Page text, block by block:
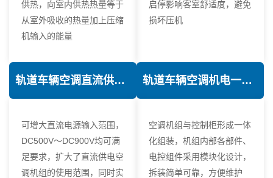
供热，向室内供热热量等于
从室外吸收的热量加上压缩
机输入的能量
启停影响客室舒适度，避免
损坏压机
轨道车辆空调直流供电技术
可增大直流电源输入范围，
DC500V～DC900V均可满
足要求，扩大了直流供电空
调机组的使用范围，同时实
轨道车辆空调机电一体化技术
空调机组与控制柜形成一体
化组装，机组内部各部件、
电控组件采用模块化设计，
拆装简单可靠，方便维护